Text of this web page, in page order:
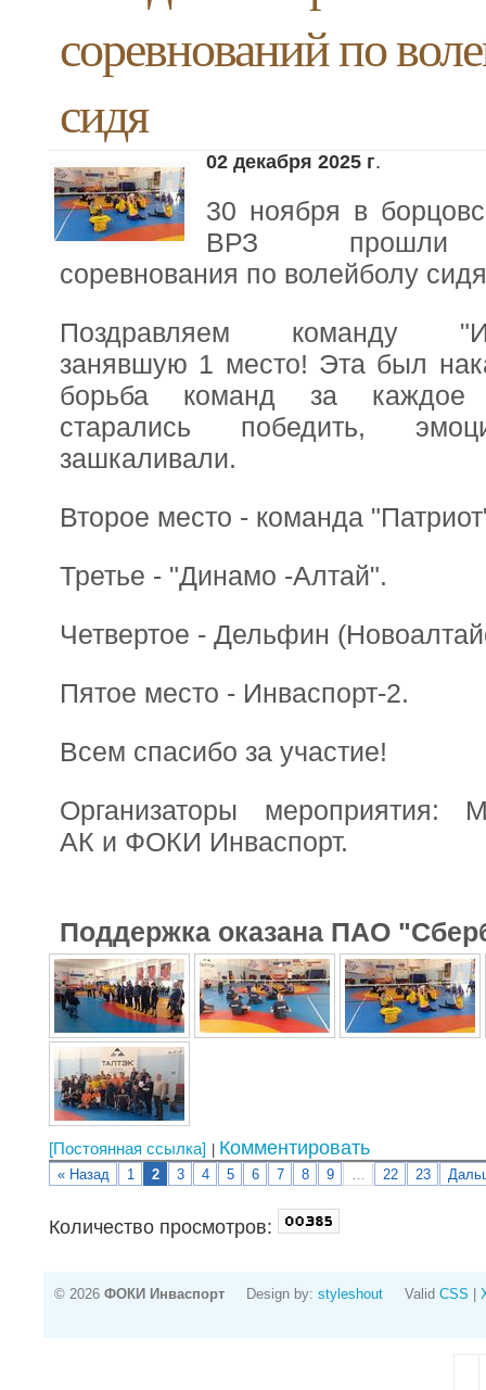
соревнований по
сидя
02 декабря 2025 г.
30 ноября в
ВРЗ прошли
соревнования по волейболу
Поздравляем команду
занявшую 1 место! Эта был
борьба команд за
старались победить,
зашкаливали.
Второе место - команда
Третье - "Динамо -Алтай".
Четвертое - Дельфин
Пятое место - Инваспорт-2.
Всем спасибо за участие!
Организаторы мероприятия:
АК и ФОКИ Инваспорт.
Поддержка оказана ПАО
[Постоянная ссылка] Комментировать
« Назад 1 2 3 4 5 6 7 8 9 22 23
Количество просмотров:
© 2026 ФОКИ Инваспорт Design by: styleshout Valid CSS